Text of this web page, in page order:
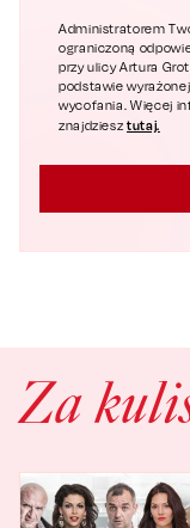
Administratorem
ograniczoną
przy ulicy Artura
podstawie
wycofania. Więcej
znajdziesztutaj.
Za